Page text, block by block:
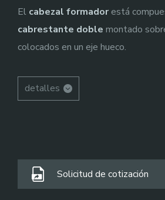
El cabezal formadorestá
cabrestante doble montado
colocados en un eje hueco.
detalles
Solicitud de cotización